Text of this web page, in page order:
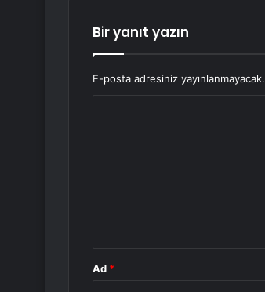
Bir yanıt yazın
E-posta adresiniz yayınlanmayacak.
Ad *